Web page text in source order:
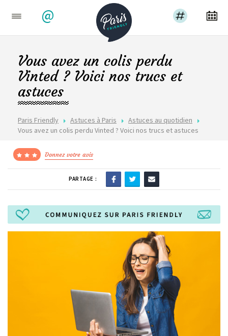
@
Paris Friendly Astuces à Paris
Astuces au quotidien
Vous avez un colis perdu Vinted ? Voici nos trucs et astuces
Vous avez un colis perdu
Vinted ? Voici nos trucs et
astuces
Donnez votre avis
PARTAGE :